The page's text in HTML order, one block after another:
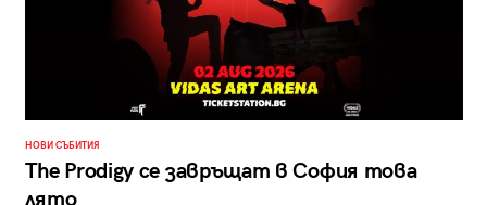
НОВИ СЪБИТИЯ
The Prodigy се завръщат в София това
лято